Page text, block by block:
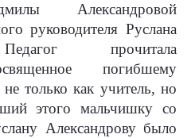
Александровой
руководителя Руслана
прочитала
погибшему
только как учитель, но
этого мальчишку со
Александрову было